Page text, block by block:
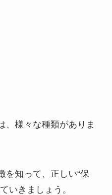
、様々な種類がありま
を知って、正しい“保
いきましょう。